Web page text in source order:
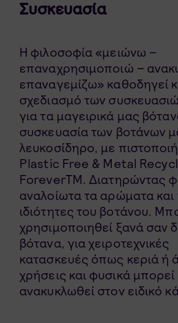
Συσκευασία
Η φιλοσοφία «μειώνω –
επαναχρησιμοποιώ –
επαναγεμίζω» καθοδηγεί
σχεδιασμό των
για τα μαγειρικά μας
συσκευασία των βοτάνων
λευκοσίδηρο, με
Plastic Free & Metal
ForeverTM. Διατηρώντας
αναλοίωτα τα αρώματα και
ιδιότητες του βοτάνου.
χρησιμοποιηθεί ξανά σαν
βότανα, για χειροτεχνικές
κατασκευές όπως κεριά ή
χρήσεις και φυσικά μπορεί
ανακυκλωθεί στον ειδικό